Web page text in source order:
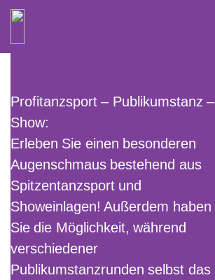
Zum
springen
Profitanzsport – Publikumstanz –
Show:
Erleben Sie einen besonderen
Augenschmaus bestehend aus
Spitzentanzsport und
Showeinlagen! Außerdem haben
Sie die Möglichkeit, während
verschiedener
Publikumstanzrunden selbst das